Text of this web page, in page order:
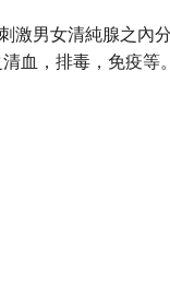
男女清純腺之內
血，排毒，免疫等。